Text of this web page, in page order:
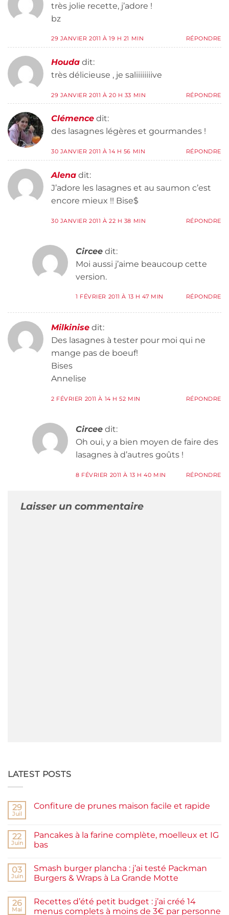
très jolie recette, j’adore !
bz
29 JANVIER 2011 À 19 H 21 MIN RÉPONDRE
Houda dit:
très délicieuse , je saliiiiiiiive
29 JANVIER 2011 À 20 H 33 MIN RÉPONDRE
Clémence dit:
des lasagnes légères et gourmandes !
30 JANVIER 2011 À 14 H 56 MIN RÉPONDRE
Alena dit:
J’adore les lasagnes et au saumon c’est
encore mieux !! Bise$
30 JANVIER 2011 À 22 H 38 MIN RÉPONDRE
Circee dit:
Moi aussi j’aime beaucoup cette
version.
1 FÉVRIER 2011 À 13 H 47 MIN RÉPONDRE
Milkinise dit:
Des lasagnes à tester pour moi qui ne
mange pas de boeuf!
Bises
Annelise
2 FÉVRIER 2011 À 14 H 52 MIN RÉPONDRE
Circee dit:
Oh oui, y a bien moyen de faire des
lasagnes à d’autres goûts !
8 FÉVRIER 2011 À 13 H 40 MIN RÉPONDRE
Laisser un commentaire
LATEST POSTS
29
Juil
Confiture de prunes maison facile et rapide
Confiture
de
prunes
et
rapide
22
Juin
Pancakes à la farine complète, moelleux et IG
bas
sur
Pancakes
à
complète,
moelleux
03
Juin
Smash burger plancha : j’ai testé Packman
Burgers & Wraps à La Grande Motte
sur
Smash
26
Mai
Recettes d’été petit budget : j’ai créé 14
menus complets à moins de 3€ par personne